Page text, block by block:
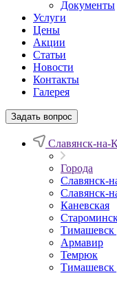
Документы
Услуги
Цены
Акции
Статьи
Новости
Контакты
Галерея
Задать вопрос
Славянск-на-
Города
Славянск-
Славянск-
Каневская
Тимашевск
Армавир
Темрюк
Тимашевск